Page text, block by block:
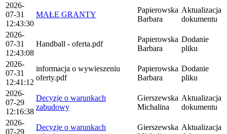
2026-
07-31
12:43:30
MAŁE GRANTY
Papierowska
Barbara
Aktualizacja
dokumentu
2026-
07-31
12:43:08
Handball - oferta.pdf
Papierowska
Barbara
Dodanie
pliku
2026-
07-31
12:41:12
informacja o wywieszeniu
oferty.pdf
Papierowska
Barbara
Dodanie
pliku
2026-
07-29
12:16:38
Decyzje o warunkach
zabudowy
Gierszewska
Michalina
Aktualizacja
dokumentu
2026-
07-29
Decyzje o warunkach
Gierszewska Aktualizacja